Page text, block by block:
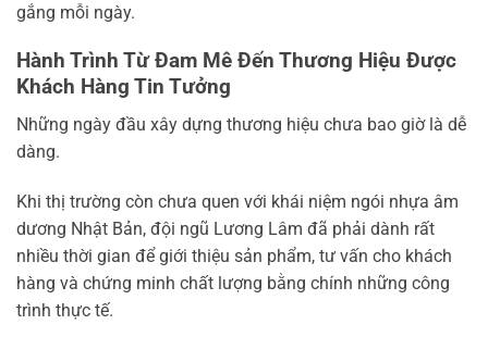
gắng mỗi ngày.
Hành Trình Từ Đam Mê Đến Thương Hiệu Được
Khách Hàng Tin Tưởng
Những ngày đầu xây dựng thương hiệu chưa bao giờ là dễ
dàng.
Khi thị trường còn chưa quen với khái niệm ngói nhựa âm
dương Nhật Bản, đội ngũ Lương Lâm đã phải dành rất
nhiều thời gian để giới thiệu sản phẩm, tư vấn cho khách
hàng và chứng minh chất lượng bằng chính những công
trình thực tế.